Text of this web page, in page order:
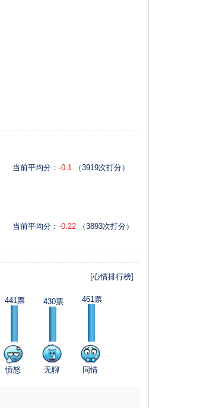
当前平均分： -0.1 （3919次打分）
当前平均分： -0.22 （3893次打分）
[心情排行榜]
441票
愤怒
430票
无聊
461票
同情